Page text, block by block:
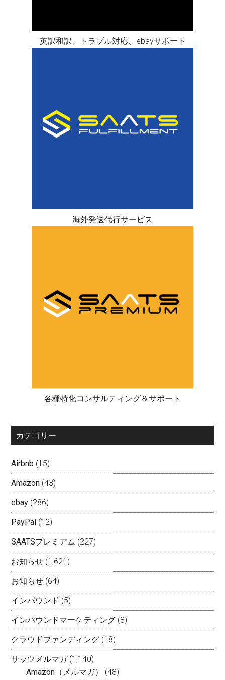
英訳和訳、トラブル対応、ebayサポート
海外発送代行サービス
各種特化コンサルティング＆サポート
カテゴリー
Airbnb (15)
Amazon (43)
ebay (286)
PayPal (12)
SAATSプレミアム (227)
お知らせ (1,621)
お知らせ (64)
インバウンド (5)
インバウンドマーケティング (8)
クラウドファンディング (18)
サッツメルマガ(1,140)
Amazon（メルマガ）
(48)